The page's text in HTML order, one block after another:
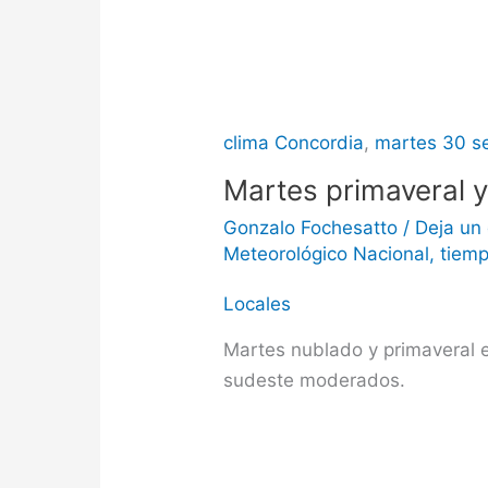
clima Concordia, martes 30
Martes primaveral
Gonzalo Fochesatto / Deja
Meteorológico Nacional,
Locales
Martes nublado y primaveral
sudeste moderados.